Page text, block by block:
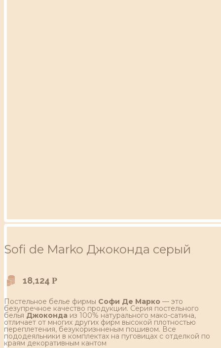
Sofi de Marko Джоконда серый
18,124 Р
Постельное белье фирмы Софи Де Марко — это
безупречное качество продукции. Серия постельного
бельяДжоконда из 100% натурального мако-сатина,
отличает от многих других фирм высокой плотностью
переплетения, безукоризнненым пошивом. Все
пододеяльники в комплектах на пуговицах с отделкой по
краям декоративным кантом